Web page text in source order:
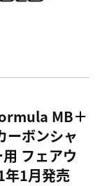
MB＋
ーボンシャ
フェアウ
年1月発売